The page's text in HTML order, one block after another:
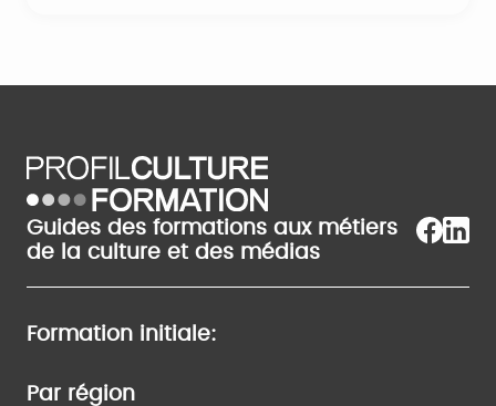
Guides des formations aux métiers
de la culture et des médias
Formation initiale:
Par région